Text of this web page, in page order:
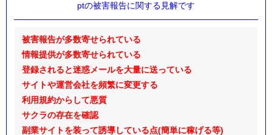
ptの被害報告に関する見解です
被害報告が多数寄せられている
情報提供が多数寄せられている
登録されると迷惑メールを大量に送っている
サイトや運営会社を頻繁に変更する
利用規約からして悪質
サクラの存在を確認
副業サイトを装って誘導している点(簡単に稼げる等)